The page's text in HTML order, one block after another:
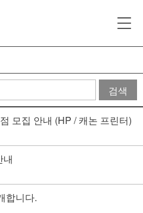
검색
모집 안내 (HP / 캐논 프린터)
내
합니다.